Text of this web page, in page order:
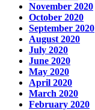
November 2020
October 2020
September 2020
August 2020
July 2020
June 2020
May 2020
April 2020
March 2020
February 2020